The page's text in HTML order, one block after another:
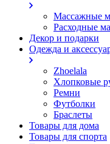
Массажные
Расходные
Декор и подарки
Одежда и
Zhoelala
Хлопковые
Ремни
Футболки
Браслеты
Товары для дома
Товары для спорта